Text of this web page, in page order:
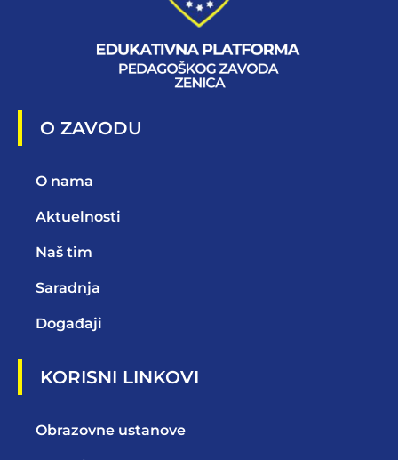
O ZAVODU
O nama
Aktuelnosti
Naš tim
Saradnja
Događaji
KORISNI LINKOVI
Obrazovne ustanove